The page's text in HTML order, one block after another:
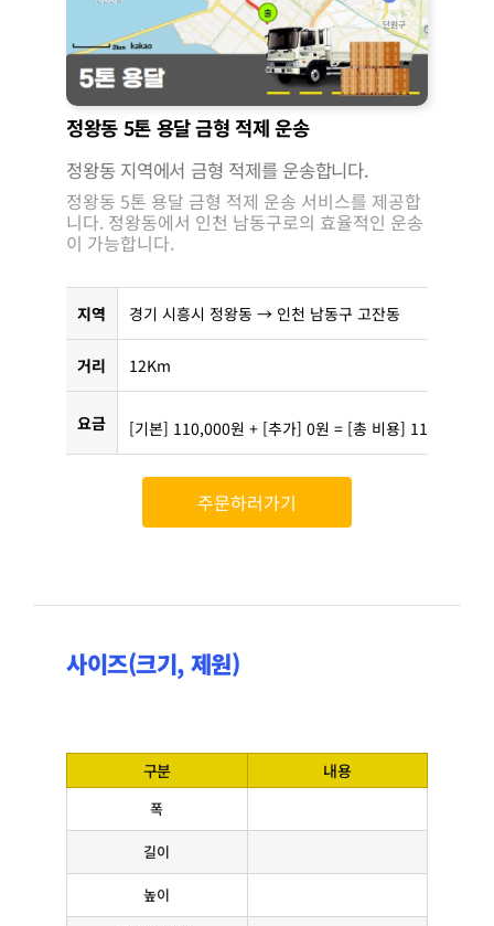
정왕동 5톤 용달 금형 적제 운송
정왕동 지역에서 금형 적제를 운송합니다.
정왕동 5톤 용달 금형 적제 운송 서비스를 제공합
니다. 정왕동에서 인천 남동구로의 효율적인 운송
이 가능합니다.
지역 경기 시흥시 정왕동 → 인천 남동구 고잔동
거리 12Km
요금 [기본] 110,000원 + [추가] 0원 = [총 비용] 110,000원
주문하러가기
사이즈(크기, 제원)
구분 내용
폭
길이
높이